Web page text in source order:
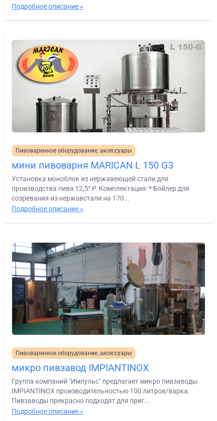
Подробное описание »
Пивоваренное оборудование, аксессуары
мини пивоварня MARICAN L 150 G3
Установка моноблок из нержавеющей стали для
производства пива 12,5° P. Комплектация: * Бойлер для
созревания из нержавстали на 170...
Подробное описание »
Пивоваренное оборудование, аксессуары
микро пивзавод IMPIANTINOX
Группа компаний "Импульс" предлагает микро пивзаводы
IMPIANTINOX производительностью 100 литров/варка.
Пивзаводы прекрасно подходят для приг...
Подробное описание »